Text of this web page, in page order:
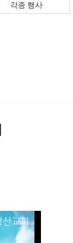
각종 행사